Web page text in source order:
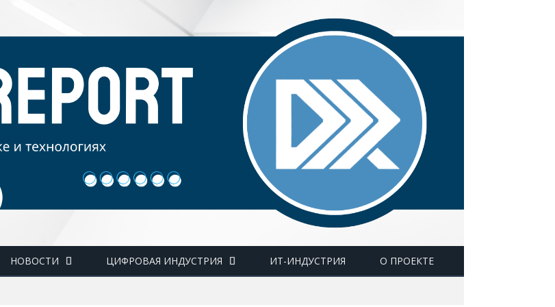
НОВОСТИ ЦИФРОВАЯ ИНДУСТРИЯ ИТ-ИНДУСТРИЯ О ПРОЕКТЕ